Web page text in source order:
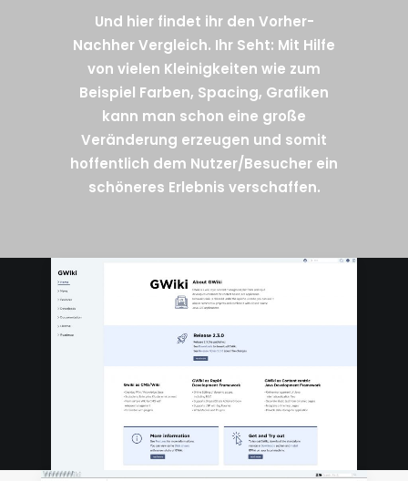
Und hier findet ihr den Vorher-
Nachher Vergleich. Ihr Seht: Mit Hilfe
von vielen Kleinigkeiten wie zum
Beispiel Farben, Spacing, Grafiken
kann man schon eine große
Veränderung erzeugen und somit
hoffentlich dem Nutzer/Besucher ein
schöneres Erlebnis verschaffen.